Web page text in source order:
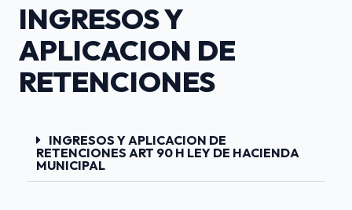
INGRESOS Y
APLICACION DE
RETENCIONES
INGRESOS Y APLICACION DE
RETENCIONES ART 90 H LEY DE HACIENDA
MUNICIPAL